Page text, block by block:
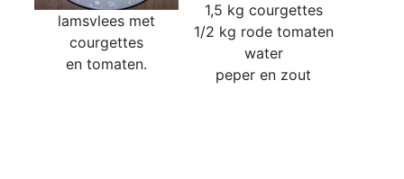
lamsvlees met
courgettes
en tomaten.
1,5 kg courgettes
1/2 kg rode tomaten
water
peper en zout